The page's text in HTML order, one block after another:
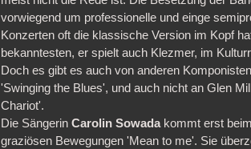
vorwiegend um professionelle und einge
Konzerten oft die klassische Version im Kopf
bekanntesten, er spielt auch Klezmer, im
Doch es gibt es auch von anderen
'Swinging the Blues', und auch nicht an Glen
Chariot'.
Die SängerinCarolin Sowadakommt erst
graziösen Bewegungen 'Mean to me'. Sie